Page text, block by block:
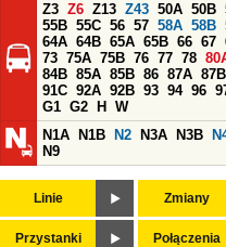
Z3 Z6 Z13 Z43 50A 50B
55B 55C 56 57 58A 58B
64A 64B 65A 65B 66 67
73 75A 75B 76 77 78
84B 85A 85B 86 87A 87B
91C 92A 92B 93 94 96
G1 G2 H
W
N1A
N1B N2 N3A N3B
N9
Linie Zmiany
Przystanki Połączenia